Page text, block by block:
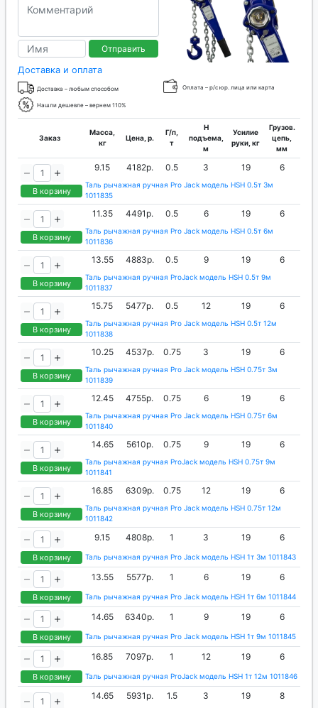
Отправить
Доставка и оплата
Доставка – любым способом Оплата – р/с юр. лица или карта
Нашли дешевле – вернем 110%
Заказ
Масса,
кг
Цена, р.
Г/п,
т
H
подъема,
м
Усилие
руки, кг
Грузов.
цепь,
мм
В корзину
9.15 4182р. 0.5 3 19 6
Таль рычажная ручная Pro Jack модель HSH 0.5т 3м
1011835
В корзину
11.35 4491р. 0.5 6 19 6
Таль рычажная ручная Pro Jack модель HSH 0.5т 6м
1011836
В корзину
13.55 4883р. 0.5 9 19 6
Таль рычажная ручная ProJack модель HSH 0.5т 9м
1011837
В корзину
15.75 5477р. 0.5 12 19 6
Таль рычажная ручная Pro Jack модель HSH 0.5т 12м
1011838
В корзину
10.25 4537р. 0.75 3 19 6
Таль рычажная ручная Pro Jack модель HSH 0.75т 3м
1011839
В корзину
12.45 4755р. 0.75 6 19 6
Таль рычажная ручная Pro Jack модель HSH 0.75т 6м
1011840
В корзину
14.65 5610р. 0.75 9 19 6
Таль рычажная ручная ProJack модель HSH 0.75т 9м
1011841
В корзину
16.85 6309р. 0.75 12 19 6
Таль рычажная ручная Pro Jack модель HSH 0.75т 12м
1011842
В корзину
9.15 4808р. 1 3 19 6
Таль рычажная ручная Pro Jack модель HSH 1т 3м 1011843
В корзину
13.55 5577р. 1 6 19 6
Таль рычажная ручная Pro Jack модель HSH 1т 6м 1011844
В корзину
14.65 6340р. 1 9 19 6
Таль рычажная ручная Pro Jack модель HSH 1т 9м 1011845
В корзину
16.85 7097р. 1 12 19 6
Таль рычажная ручная ProJack модель HSH 1т 12м 1011846
14.65 5931р. 1.5 3 19 8